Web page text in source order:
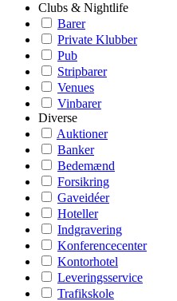
Clubs & Nightlife
Barer
Private Klubber
Pub
Stripbarer
Venues
Vinbarer
Diverse
Auktioner
Banker
Bedemænd
Forsikring
Gaveidéer
Hoteller
Indgravering
Konferencecenter
Kontorhotel
Leveringsservice
Trafikskole